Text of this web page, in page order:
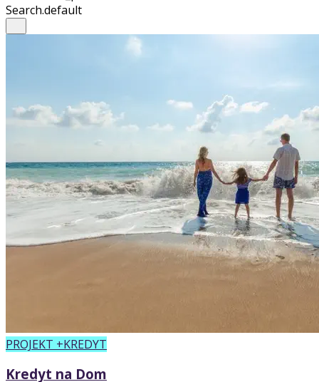
Search.default
PROJEKT +KREDYT
Kredyt na Dom